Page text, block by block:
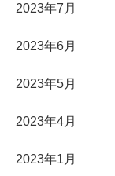
2023年7月
2023年6月
2023年5月
2023年4月
2023年1月